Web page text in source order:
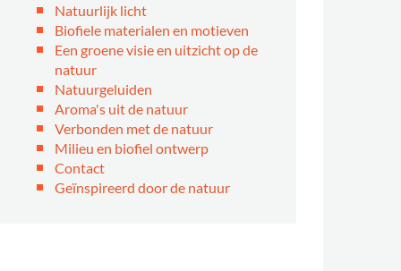
Natuurlijk licht
Biofiele materialen en motieven
Een groene visie en uitzicht op de
natuur
Natuurgeluiden
Aroma's uit de natuur
Verbonden met de natuur
Milieu en biofiel ontwerp
Contact
Geïnspireerd door de natuur